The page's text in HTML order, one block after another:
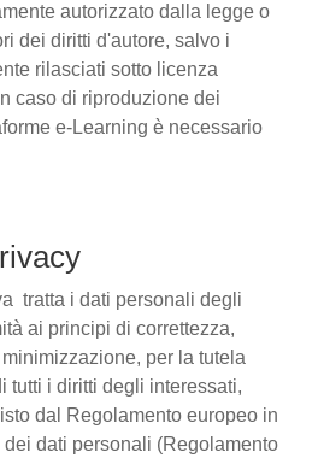
autorizzato dalla legge o
dei diritti d'autore, salvo i
rilasciati sotto licenza
caso di riproduzione dei
e-Learning è necessario
tratta i dati personali degli
ai principi di correttezza,
per la tutela
tutti i diritti degli interessati,
dal Regolamento europeo in
dati personali (Regolamento